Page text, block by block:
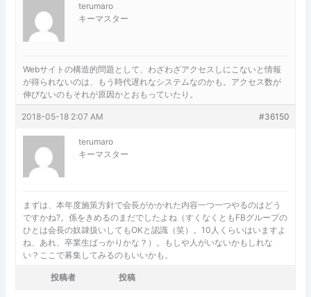
terumaro
キーマスター
Webサイトの構造的問題として、わざわざアクセスしにこないと情報
が得られないのは、もう時代遅れなシステムなのかも。アクセス数が
伸びないのもそれが原因かとおもっていたり。
2018-05-18 2:07 AM #36150
terumaro
キーマスター
まずは、本年度施策方針で会長がかかれた内容一つ一つやるのはどう
ですかね?。係をきめるのまだでしたよね（すくなくともFBグループの
ひとは会長の奴隷扱いしてもOKと認識（笑）。10人くらいはいますよ
ね、あれ、卒業生ばっかりかな？）。もしや人がいないかもしれな
い？ここで募集してみるのもいいかも。
投稿者 投稿